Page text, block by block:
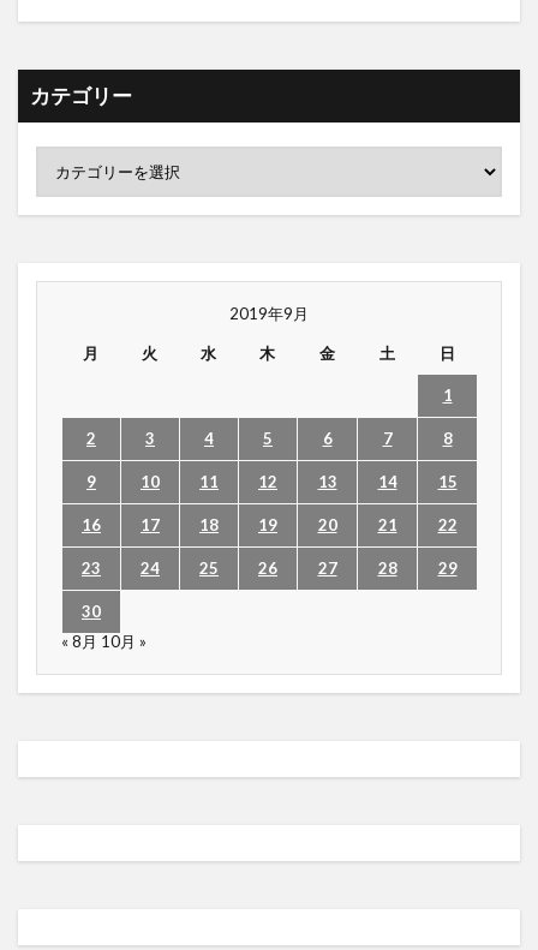
カテゴリー
2019年9月
月 火 水 木 金 土 日
1
2 3 4 5 6 7 8
9 10 11 12 13 14 15
16 17 18 19 20 21 22
23 24 25 26 27 28 29
30
« 8月 10月 »